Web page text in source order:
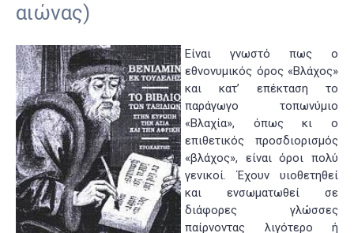
αιώνας)
Είναι γνωστό πως ο
εθνονυμικός όρος «Βλάχος»
και κατ’ επέκταση το
παράγωγο τοπωνύμιο
«Βλαχία», όπως κι ο
επιθετικός προσδιορισμός
«βλάχος», είναι όροι πολύ
γενικοί. Έχουν υιοθετηθεί
και ενσωματωθεί σε
διάφορες γλώσσες
παίρνοντας λιγότερο ή